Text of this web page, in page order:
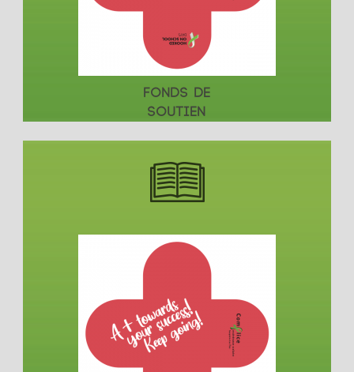
FONDS DE
SOUTIEN